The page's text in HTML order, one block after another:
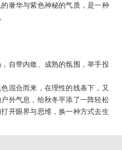
奢华与紫色神秘的气质，是一种
自带内敛、成熟的氛围，举手投
混合而来，在理性的线条下，又
外气息，给秋冬平添了一阵轻松
开眼界与思维，换一种方式去生